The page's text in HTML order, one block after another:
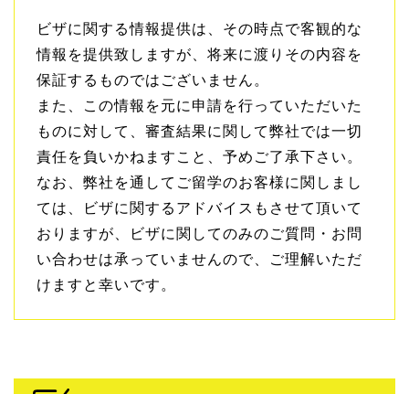
ビザに関する情報提供は、その時点で客観的な
情報を提供致しますが、将来に渡りその内容を
保証するものではございません。
また、この情報を元に申請を行っていただいた
ものに対して、審査結果に関して弊社では一切
責任を負いかねますこと、予めご了承下さい。
なお、弊社を通してご留学のお客様に関しまし
ては、ビザに関するアドバイスもさせて頂いて
おりますが、ビザに関してのみのご質問・お問
い合わせは承っていませんので、ご理解いただ
けますと幸いです。